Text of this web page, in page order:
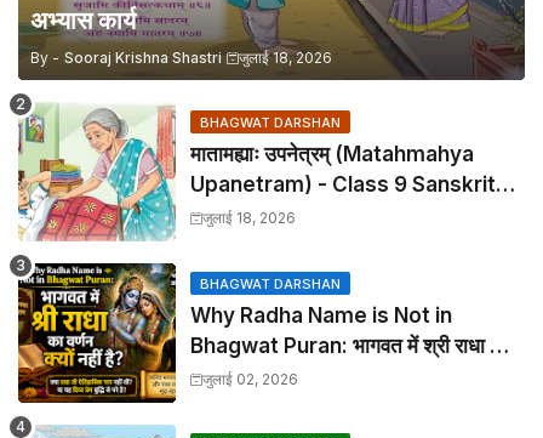
अभ्यास कार्य
By - Sooraj Krishna Shastri जुलाई 18, 2026
BHAGWAT DARSHAN
मातामह्याः उपनेत्रम् (Matahmahya
Upanetram) - Class 9 Sanskrit
Chapter 2 Translation &
जुलाई 18, 2026
BHAGWAT DARSHAN
Why Radha Name is Not in
Bhagwat Puran: भागवत में श्री राधा का
वर्णन क्यों नहीं है?
जुलाई 02, 2026